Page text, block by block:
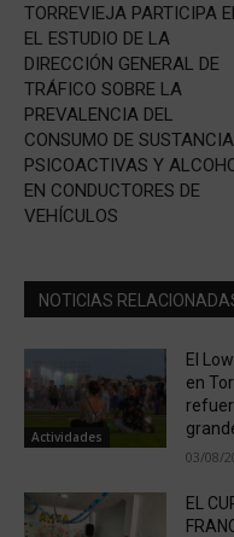
TORREVIEJA PARTICIPA
EL ESTUDIO DE LA
DIRECCIÓN GENERAL DE
TRÁFICO SOBRE LA
PREVALENCIA DEL
CONSUMO DE
PSICOACTIVAS Y
EN CONDUCTORES DE
VEHÍCULOS
NOTICIAS
Actividades
El
en
03/08/
EL